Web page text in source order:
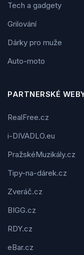
Tech a gadgety
Grilování
Dárky pro muže
Auto-moto
PARTNERSKÉ
RealFree.cz
i-DIVADLO.eu
PražskéMuzikály.cz
Tipy-na-dárek.cz
Zveráč.cz
BIGG.cz
RDY.cz
eBar.cz